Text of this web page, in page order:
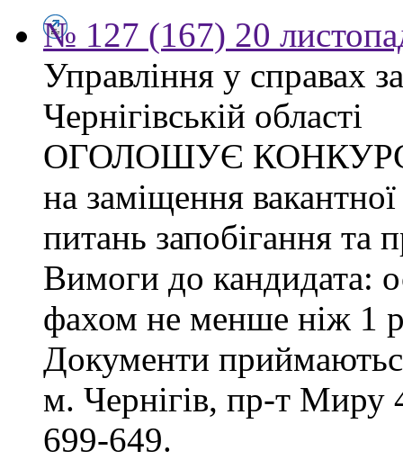
№ 127 (167) 20
Управління у справах
Чернігівській області
ОГОЛОШУЄ
на заміщення
питань запобігання та
Вимоги до кандидата:
фахом не менше ніж 1
Документи
м. Чернігів, пр-т Миру
699-649.